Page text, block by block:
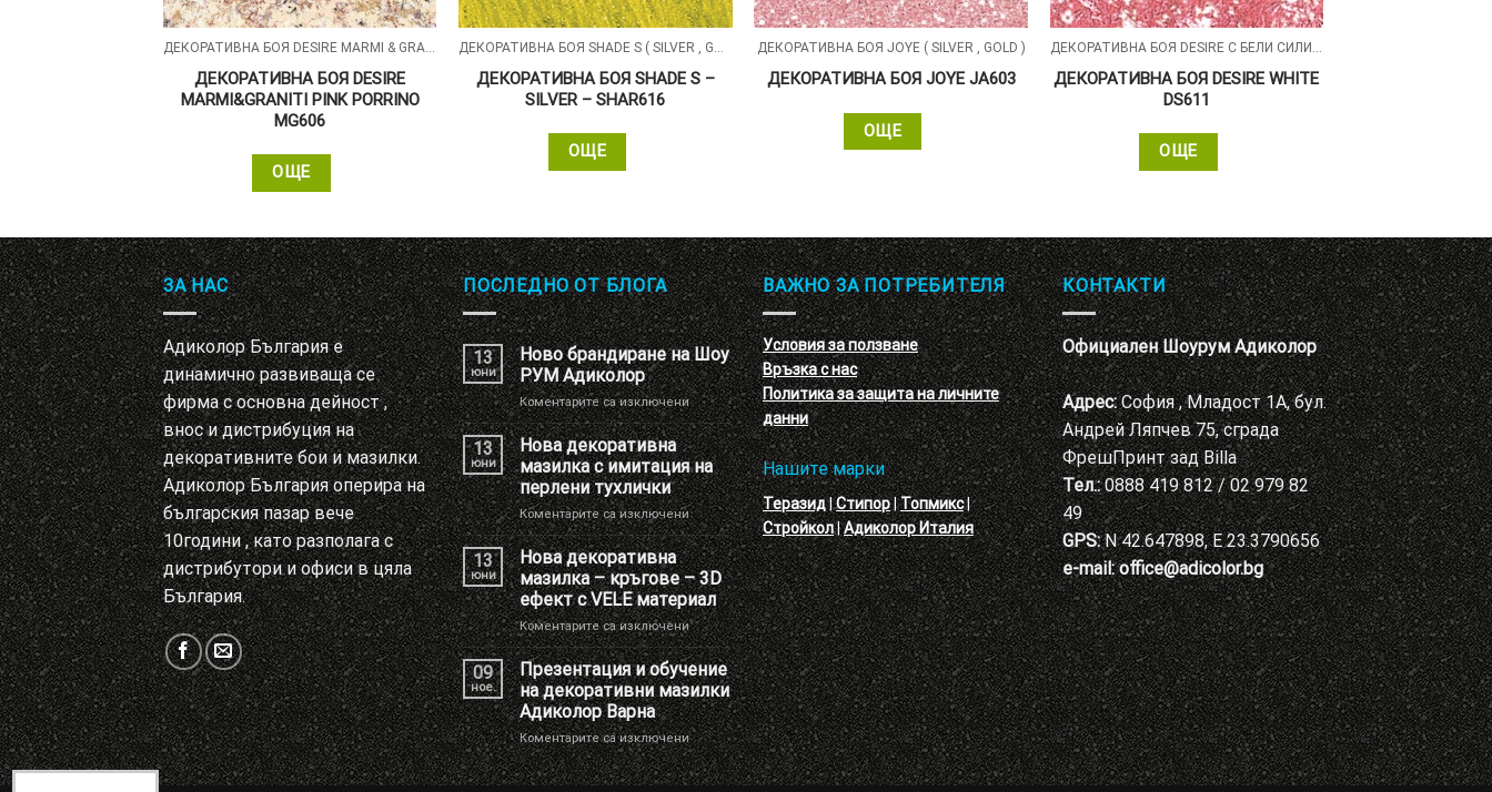
ДЕКОРАТИВНА БОЯ DESIRE MARMI & GRANITI МАЗИЛКА С ЕФЕКТ НА ЕСТЕСТВЕН МРАМОР И ГРАНИТ
ДЕКОРАТИВНА БОЯ DESIRE
MARMI&GRANITI PINK PORRINO
MG606
ОЩЕ
ДЕКОРАТИВНА БОЯ SHADE S ( SILVER , GOLD , ALUMIN ) СЪС ПЕРЛЕН ПЯСЪЧЕН ЕФЕКТ
ДЕКОРАТИВНА БОЯ SHADE S –
SILVER – SHAR616
ОЩЕ
ДЕКОРАТИВНА БОЯ JOYE ( SILVER , GOLD )
ДЕКОРАТИВНА БОЯ JOYE JA603
ОЩЕ
ДЕКОРАТИВНА БОЯ DESIRE С БЕЛИ СИЛИКОНОВИ ЧАСТИЦИ
ДЕКОРАТИВНА БОЯ DESIRE WHITE
DS611
ОЩЕ
ЗА НАС
Адиколор България е
динамично развиваща се
фирма с основна дейност ,
внос и дистрибуция на
декоративните бои и мазилки.
Адиколор България оперира на
българския пазар вече
10години , като разполага с
дистрибутори и офиси в цяла
България.
ПОСЛЕДНО ОТ БЛОГА
13
юни
Ново брандиране на Шоу
РУМ Адиколор
Коментарите са изключениза
Ново
брандиране
на
Шоу
РУМ
Адиколор
13
юни
Нова декоративна
мазилка с имитация на
перлени тухлички
Коментарите са изключениза
Нова
декоративна
мазилка
с
имитация
на
перлени
тухлички
13
юни
Нова декоративна
мазилка – кръгове – 3D
ефект с VELE материал
Коментарите са изключениза
Нова
декоративна
мазилка
–
кръгове
–
3D
ефект
09
ное.
Презентация и обучение
на декоративни мазилки
Адиколор Варна
Коментарите са изключениза
Презентация
и
ВАЖНО ЗА ПОТРЕБИТЕЛЯ
Условия за ползване
Връзка с нас
Политика за защита на личните
данни
Нашите марки
Теразид|Стипор|Топмикс|
Стройкол|Адиколор Италия
КОНТАКТИ
Официален Шоурум Адиколор
Адрес:София , Младост 1А, бул.
Андрей Ляпчев 75, сграда
ФрешПринт зад Billa
Тел.:0888 419 812 / 02 979 82
49
GPS:N 42.647898, E 23.3790656
e-mail: office@adicolor.bg